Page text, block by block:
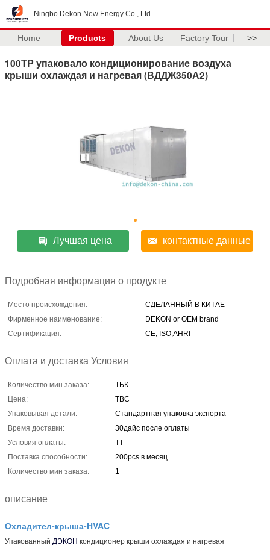
Ningbo Dekon New Energy Co., Ltd
Home Products About Us Factory Tour >>
100ТР упаковало кондиционирование воздуха
крыши охлаждая и нагревая (ВДДЖ350А2)
Лучшая цена контактные данные
Подробная информация о продукте
Место происхождения:
СДЕЛАННЫЙ В КИТАЕ
Фирменное наименование:
DEKON or OEM brand
Сертификация:
CE, ISO,AHRI
Оплата и доставка Условия
Количество мин заказа:
ТБК
Цена:
TBC
Упаковывая детали:
Стандартная упаковка экспорта
Время доставки:
30дайс после оплаты
Условия оплаты:
ТТ
Поставка способности:
200pcs в месяц
Количество мин заказа:
1
описание
Охладител-крыша-HVAC
Упакованный ДЭКОН кондиционер крыши охлаждая и нагревая